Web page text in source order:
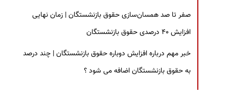
صفر تا صد همسان‌سازی حقوق بازنشستگان | زمان نهایی
افزایش ۴۰ درصدی حقوق بازنشستگان
خبر مهم درباره افزایش دوباره حقوق بازنشستگان | چند درصد
به حقوق بازنشستگان اضافه می شود ؟